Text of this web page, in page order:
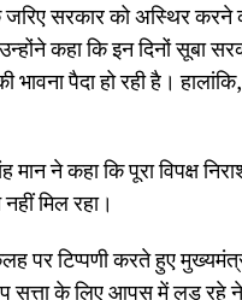
जरिए सरकार को अस्थिर
कहा कि इन दिनों सूबा
पैदा हो रही है।
मान ने कहा कि पूरा विपक्ष
मिल रहा।
पर टिप्पणी करते हुए
सत्ता के लिए आपस में लड़ रहे